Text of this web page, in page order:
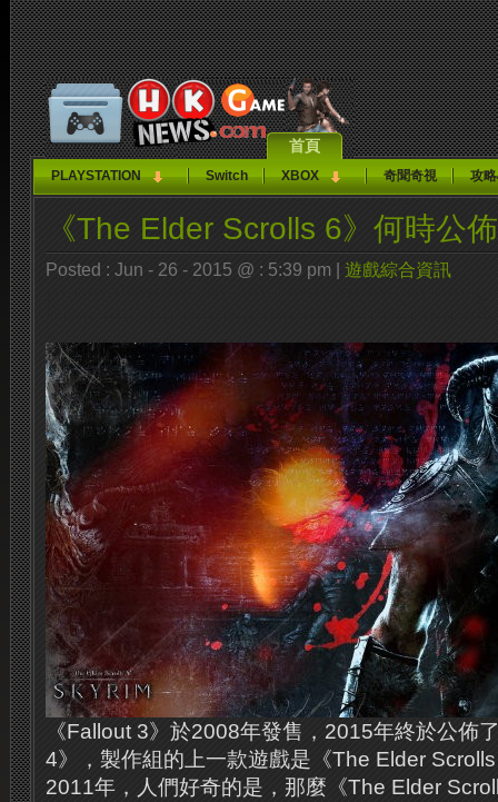
首頁
PLAYSTATION Switch XBOX 奇聞奇視 攻
《The Elder Scrolls 6》何時公
Posted : Jun - 26 - 2015 @ : 5:39 pm | 遊戲綜合資訊
《Fallout 3》於2008年發售，2015年終於公佈
4》，製作組的上一款遊戲是《The Elder
2011年，人們好奇的是，那麼《The Elder